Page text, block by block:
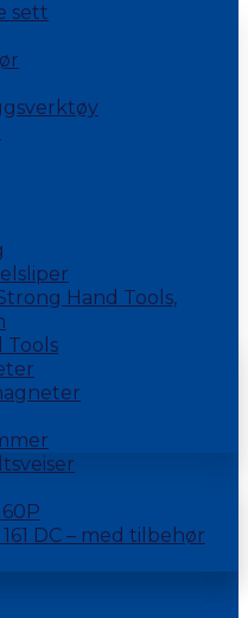
sett
Hand Tools,
Tools
DC – med tilbehør